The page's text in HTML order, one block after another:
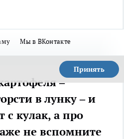
Мы в ВКонтакте
Принять
–
в лунку – и
с кулак, а про
не вспомните